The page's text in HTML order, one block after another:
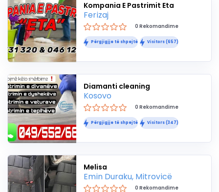
Kompania E Pastrimit Eta
Ferizaj
0 Rekomandime
Përgjigjje të shpejtë Visitors (657)
Diamanti cleaning
Kosovo
0 Rekomandime
Përgjigjje të shpejtë Visitors (347)
Melisa
Emin Duraku, Mitrovicë
0 Rekomandime